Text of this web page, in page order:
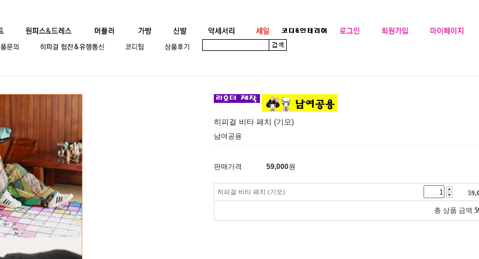
히피걸 비타 패치 (기모)
남여공용
판매가격 59,000원
히피걸 비타 패치 (기모)
총 상품 금액